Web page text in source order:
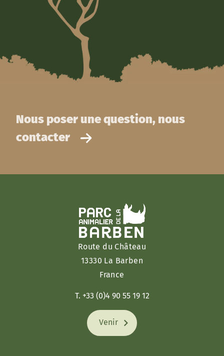
Nous poser une question, nous
contacter
Route du Château
13330 La Barben
France
T. +33 (0)4 90 55 19 12
Venir